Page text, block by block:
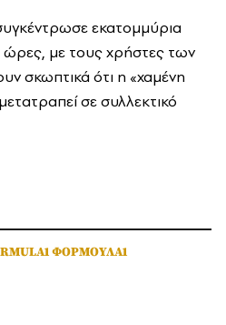
εκατομμύρια
ώρες, με τους χρήστες των
σκωπτικά ότι η «χαμένη
σε συλλεκτικό
ΦΟΡΜΟΥΛΑ1